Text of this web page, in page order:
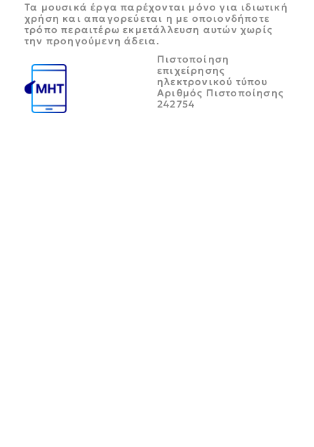
Τα μουσικά έργα παρέχονται μόνο για ιδιωτική
χρήση και απαγορεύεται η με οποιονδήποτε
τρόπο περαιτέρω εκμετάλλευση αυτών χωρίς
την προηγούμενη άδεια.
Πιστοποίηση
επιχείρησης
ηλεκτρονικού τύπου
Αριθμός Πιστοποίησης
242754